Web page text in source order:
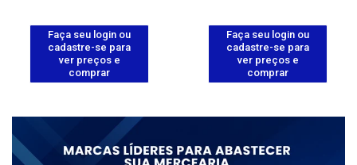
Faça seu login ou
cadastre-se para
ver preços e
comprar
Faça seu login ou
cadastre-se para
ver preços e
comprar